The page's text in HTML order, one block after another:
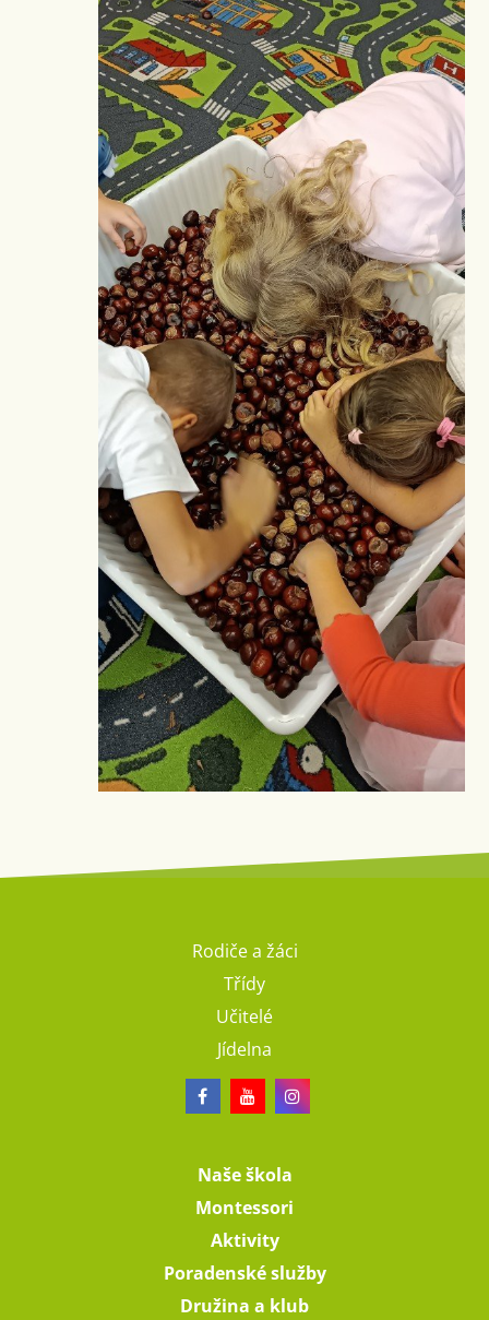
Rodiče a žáci
Třídy
Učitelé
Jídelna
Naše škola
Montessori
Aktivity
Poradenské služby
Družina a klub